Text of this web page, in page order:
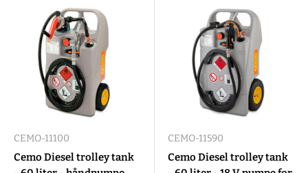
CEMO-11100
Cemo Diesel trolley tank
CEMO-11590
Cemo Diesel trolley tank